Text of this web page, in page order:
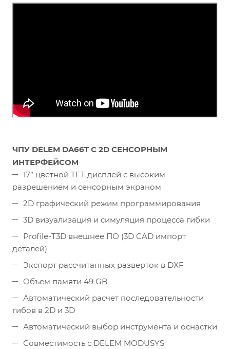
ЧПУ DELEM DA66T С 2D СЕНСОРНЫМ
ИНТЕРФЕЙСОМ
17” цветной TFT дисплей с высоким
разрешением и сенсорным экраном
2D графический режим программирования
3D визуализация и симуляция процесса гибки
Profile-T3D внешнее ПО (3D CAD импорт
деталей)
Экспорт рассчитанных разверток в DXF
Объем памяти 49 GB
Автоматический расчет последовательности
гибов в 2D и 3D
Автоматический выбор инструмента и оснастки
Совместимость с DELEM MODUSYS